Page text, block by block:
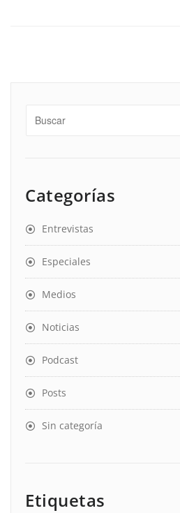
Categorías
Entrevistas
Especiales
Medios
Noticias
Podcast
Posts
Sin categoría
Etiquetas